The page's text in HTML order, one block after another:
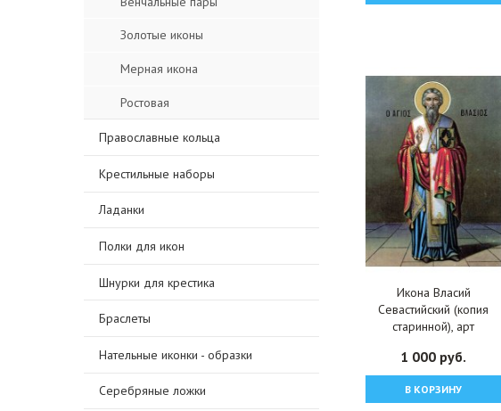
Золотые иконы
Мерная икона
Ростовая
Православные кольца
Крестильные наборы
Ладанки
Полки для икон
Шнурки для крестика
Браслеты
Нательные иконки - образки
Серебряные ложки
Икона Власий
Севастийский (копия
старинной), арт
1 000 руб.
В КОРЗИНУ